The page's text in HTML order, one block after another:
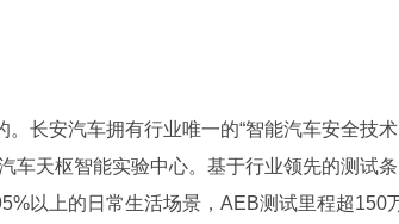
长安汽车拥有行业唯一的“智能汽车安全技术
天枢智能实验中心。基于行业领先的测试条
以上的日常生活场景，AEB测试里程超150